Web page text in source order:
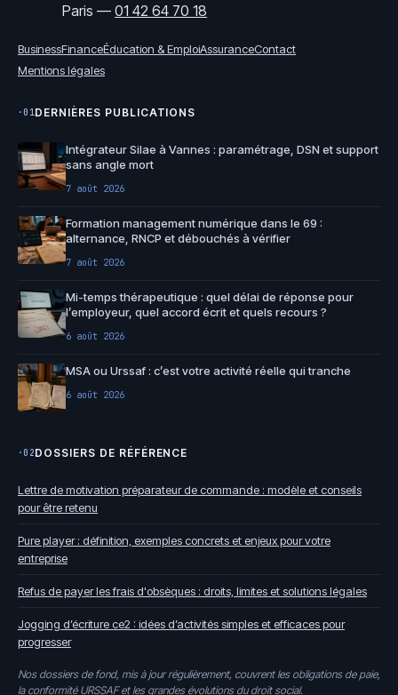
Paris —01 42 64 70 18
BusinessFinanceÉducation & EmploiAssuranceContact
Mentions légales
·01DERNIÈRES PUBLICATIONS
Intégrateur Silae à Vannes : paramétrage, DSN et support
sans angle mort
7 août 2026
Formation management numérique dans le 69 :
alternance, RNCP et débouchés à vérifier
7 août 2026
Mi-temps thérapeutique : quel délai de réponse pour
l’employeur, quel accord écrit et quels recours ?
6 août 2026
MSA ou Urssaf : c’est votre activité réelle qui tranche
6 août 2026
·02DOSSIERS DE RÉFÉRENCE
Lettre de motivation préparateur de commande : modèle et conseils
pour être retenu
Pure player : définition, exemples concrets et enjeux pour votre
entreprise
Refus de payer les frais d'obsèques : droits, limites et solutions légales
Jogging d’écriture ce2 : idées d’activités simples et efficaces pour
progresser
Nos dossiers de fond, mis à jour régulièrement, couvrent les obligations de paie,
la conformité URSSAF et les grandes évolutions du droit social.